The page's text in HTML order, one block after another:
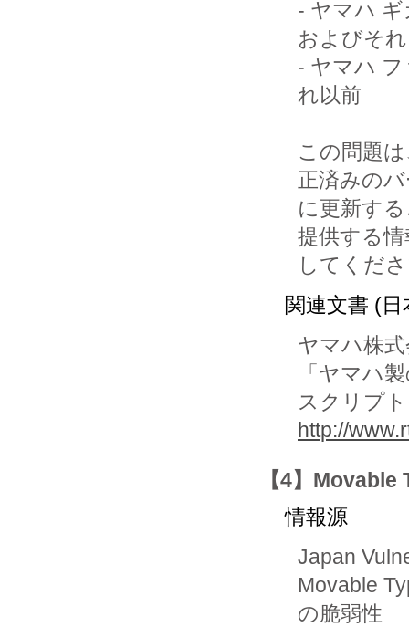
- ヤマハ ギ
およびそ
- ヤマハ
れ以前
この問題
正済みの
に更新す
提供する
してくだ
関連文書 (日
ヤマハ株
「ヤマハ
スクリプ
http://
【4】
情報源
Japan
Movable
の脆弱性